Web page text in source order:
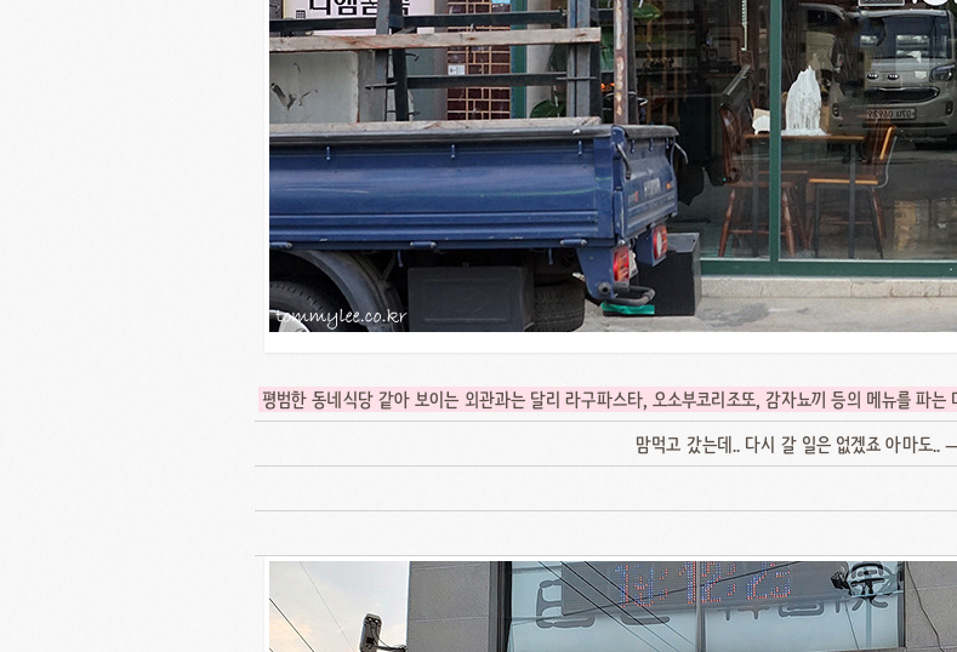
평범한 동네식당 같아 보이는 외관과는 달리 라구파스타, 오소부코리조또, 감자뇨끼 등의 메뉴를 파는
맘먹고 갔는데.. 다시 갈 일은 없겠죠 아마도..